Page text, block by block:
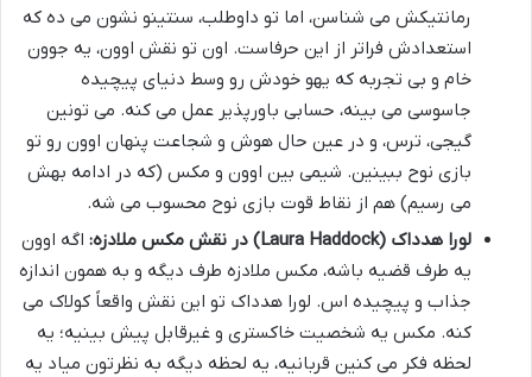
رمانتیکش می شناسن، اما تو داوطلب، سنتینو نشون می ده که
استعدادش فراتر از این حرفاست. اون تو نقش اوون، یه جوون
خام و بی تجربه که یهو خودش رو وسط دنیای پیچیده
جاسوسی می بینه، حسابی باورپذیر عمل می کنه. می تونین
گیجی، ترس، و در عین حال هوش و شجاعت پنهان اوون رو تو
بازی نوح ببینین. شیمی بین اوون و مکس (که در ادامه بهش
می رسیم) هم از نقاط قوت بازی نوح محسوب می شه.
لورا هدداک (Laura Haddock) در نقش مکس ملادزه:
اگه اوون
یه طرف قضیه باشه، مکس ملادزه طرف دیگه و به همون اندازه
جذاب و پیچیده اس. لورا هدداک تو این نقش واقعاً کولاک می
کنه. مکس یه شخصیت خاکستری و غیرقابل پیش بینیه؛ یه
لحظه فکر می کنین قربانیه، یه لحظه دیگه به نظرتون میاد یه